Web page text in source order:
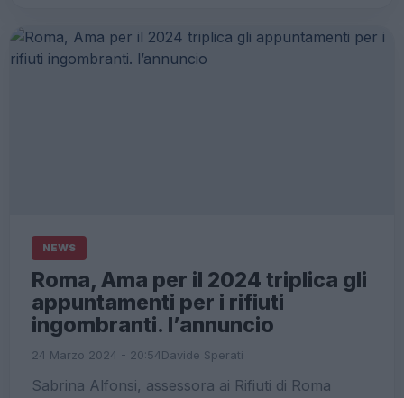
NEWS
Roma, Ama per il 2024 triplica gli
appuntamenti per i rifiuti
ingombranti. l’annuncio
24 Marzo 2024 - 20:54Davide Sperati
Sabrina Alfonsi, assessora ai Rifiuti di Roma